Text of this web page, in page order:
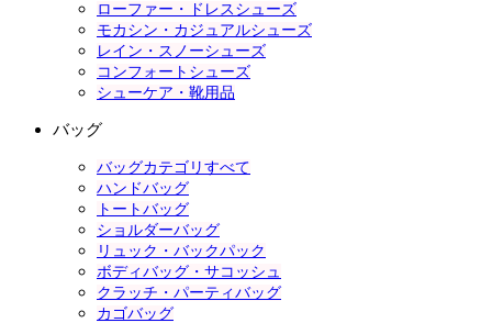
ローファー・ドレスシューズ
モカシン・カジュアルシューズ
レイン・スノーシューズ
コンフォートシューズ
シューケア・靴用品
バッグ
バッグカテゴリすべて
ハンドバッグ
トートバッグ
ショルダーバッグ
リュック・バックパック
ボディバッグ・サコッシュ
クラッチ・パーティバッグ
カゴバッグ